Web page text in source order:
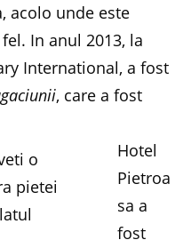
acolo unde este
In anul 2013, la
International, a fost
, care a fost
Hotel
Pietroa
sa a
fost